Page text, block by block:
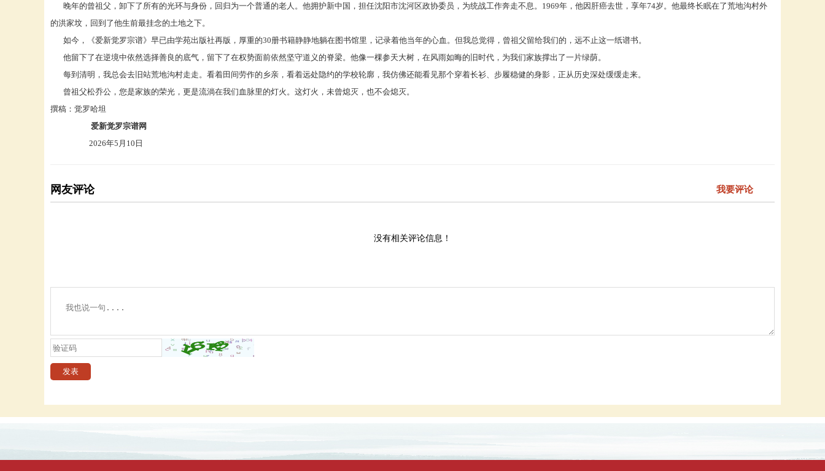
晚年的曾祖父，卸下了所有的光环与身份，回归为一个普通的老人。他拥护新中国，担任沈阳市沈河区政协委员，为统战工作奔走不息。 1969年，他因肝癌去世，享年74岁。他最终长眠在了荒地沟村外
的洪家坟，回到了他生前最挂念的土地之下。
如今，《爱新觉罗宗谱》早已由学苑出版社再版，厚重的30册书籍静静地躺在图书馆里，记录着他当年的心血。但我总觉得，曾祖父留给我们的，远不止这一纸谱书。
他留下了在逆境中依然选择善良的底气，留下了在权势面前依然坚守道义的脊梁。他像一棵参天大树，在风雨如晦的旧时代，为我们家族撑出了一片绿荫。
每到清明，我总会去旧站荒地沟村走走。看着田间劳作的乡亲，看着远处隐约的学校轮廓，我仿佛还能看见那个穿着长衫、步履稳健的身影，正从历史深处缓缓走来。
曾祖父松乔公，您是家族的荣光，更是流淌在我们血脉里的灯火。这灯火，未曾熄灭，也不会熄灭。
撰稿：觉罗哈坦
爱新觉罗宗谱网
2026年5月10日
网友评论 我要评论
没有相关评论信息！